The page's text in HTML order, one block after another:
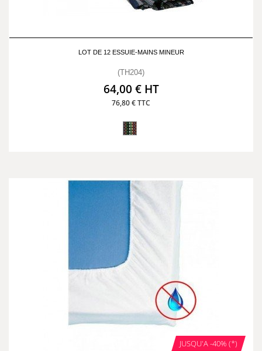
LOT DE 12 ESSUIE-MAINS MINEUR
(TH204)
64,00 € HT
76,80 € TTC
JUSQU'A -40% (*)